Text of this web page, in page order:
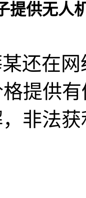
提供无人
还在
格提供
非法